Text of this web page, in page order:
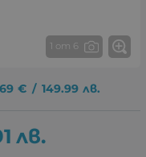
1 от 6
€ / 149.99 лв.
лв.